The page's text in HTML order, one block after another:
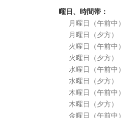
曜日、時間帯：
月曜日（午前中）
月曜日（夕方）
火曜日（午前中）
火曜日（夕方）
水曜日（午前中）
水曜日（夕方）
木曜日（午前中）
木曜日（夕方）
金曜日（午前中）